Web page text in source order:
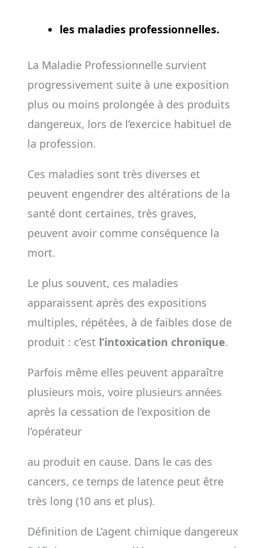
les maladies professionnelles.
La Maladie Professionnelle survient
progressivement suite à une exposition
plus ou moins prolongée à des produits
dangereux, lors de l’exercice habituel de
la profession.
Ces maladies sont très diverses et
peuvent engendrer des altérations de la
santé dont certaines, très graves,
peuvent avoir comme conséquence la
mort.
Le plus souvent, ces maladies
apparaissent après des expositions
multiples, répétées, à de faibles dose de
produit : c’est l’intoxication chronique.
Parfois même elles peuvent apparaître
plusieurs mois, voire plusieurs années
après la cessation de l’exposition de
l’opérateur
au produit en cause. Dans le cas des
cancers, ce temps de latence peut être
très long (10 ans et plus).
Définition de L’agent chimique dangereux